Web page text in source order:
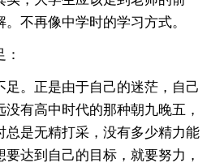
不再像中学时的学习方式。
。正是由于自己的迷茫，自己
有高中时代的那种朝九晚五，
总是无精打采，没有多少精力能
达到自己的目标，就要努力，